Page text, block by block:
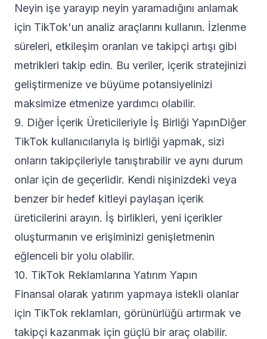
Neyin işe yarayıp neyin yaramadığını anlamak
için TikTok'un analiz araçlarını kullanın. İzlenme
süreleri, etkileşim oranları ve takipçi artışı gibi
metrikleri takip edin. Bu veriler, içerik stratejinizi
geliştirmenize ve büyüme potansiyelinizi
maksimize etmenize yardımcı olabilir.
9. Diğer İçerik Üreticileriyle İş Birliği YapınDiğer
TikTok kullanıcılarıyla iş birliği yapmak, sizi
onların takipçileriyle tanıştırabilir ve aynı durum
onlar için de geçerlidir. Kendi nişinizdeki veya
benzer bir hedef kitleyi paylaşan içerik
üreticilerini arayın. İş birlikleri, yeni içerikler
oluşturmanın ve erişiminizi genişletmenin
eğlenceli bir yolu olabilir.
10. TikTok Reklamlarına Yatırım Yapın
Finansal olarak yatırım yapmaya istekli olanlar
için TikTok reklamları, görünürlüğü artırmak ve
takipçi kazanmak için güçlü bir araç olabilir.